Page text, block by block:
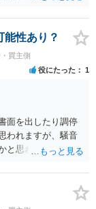
円の支払い合意も
先方の支払いの請
たうえで、先に差
ます。
能性あり？
買主側
役にたった 1
面を出したり調停
われますが、騒音
と思われます。